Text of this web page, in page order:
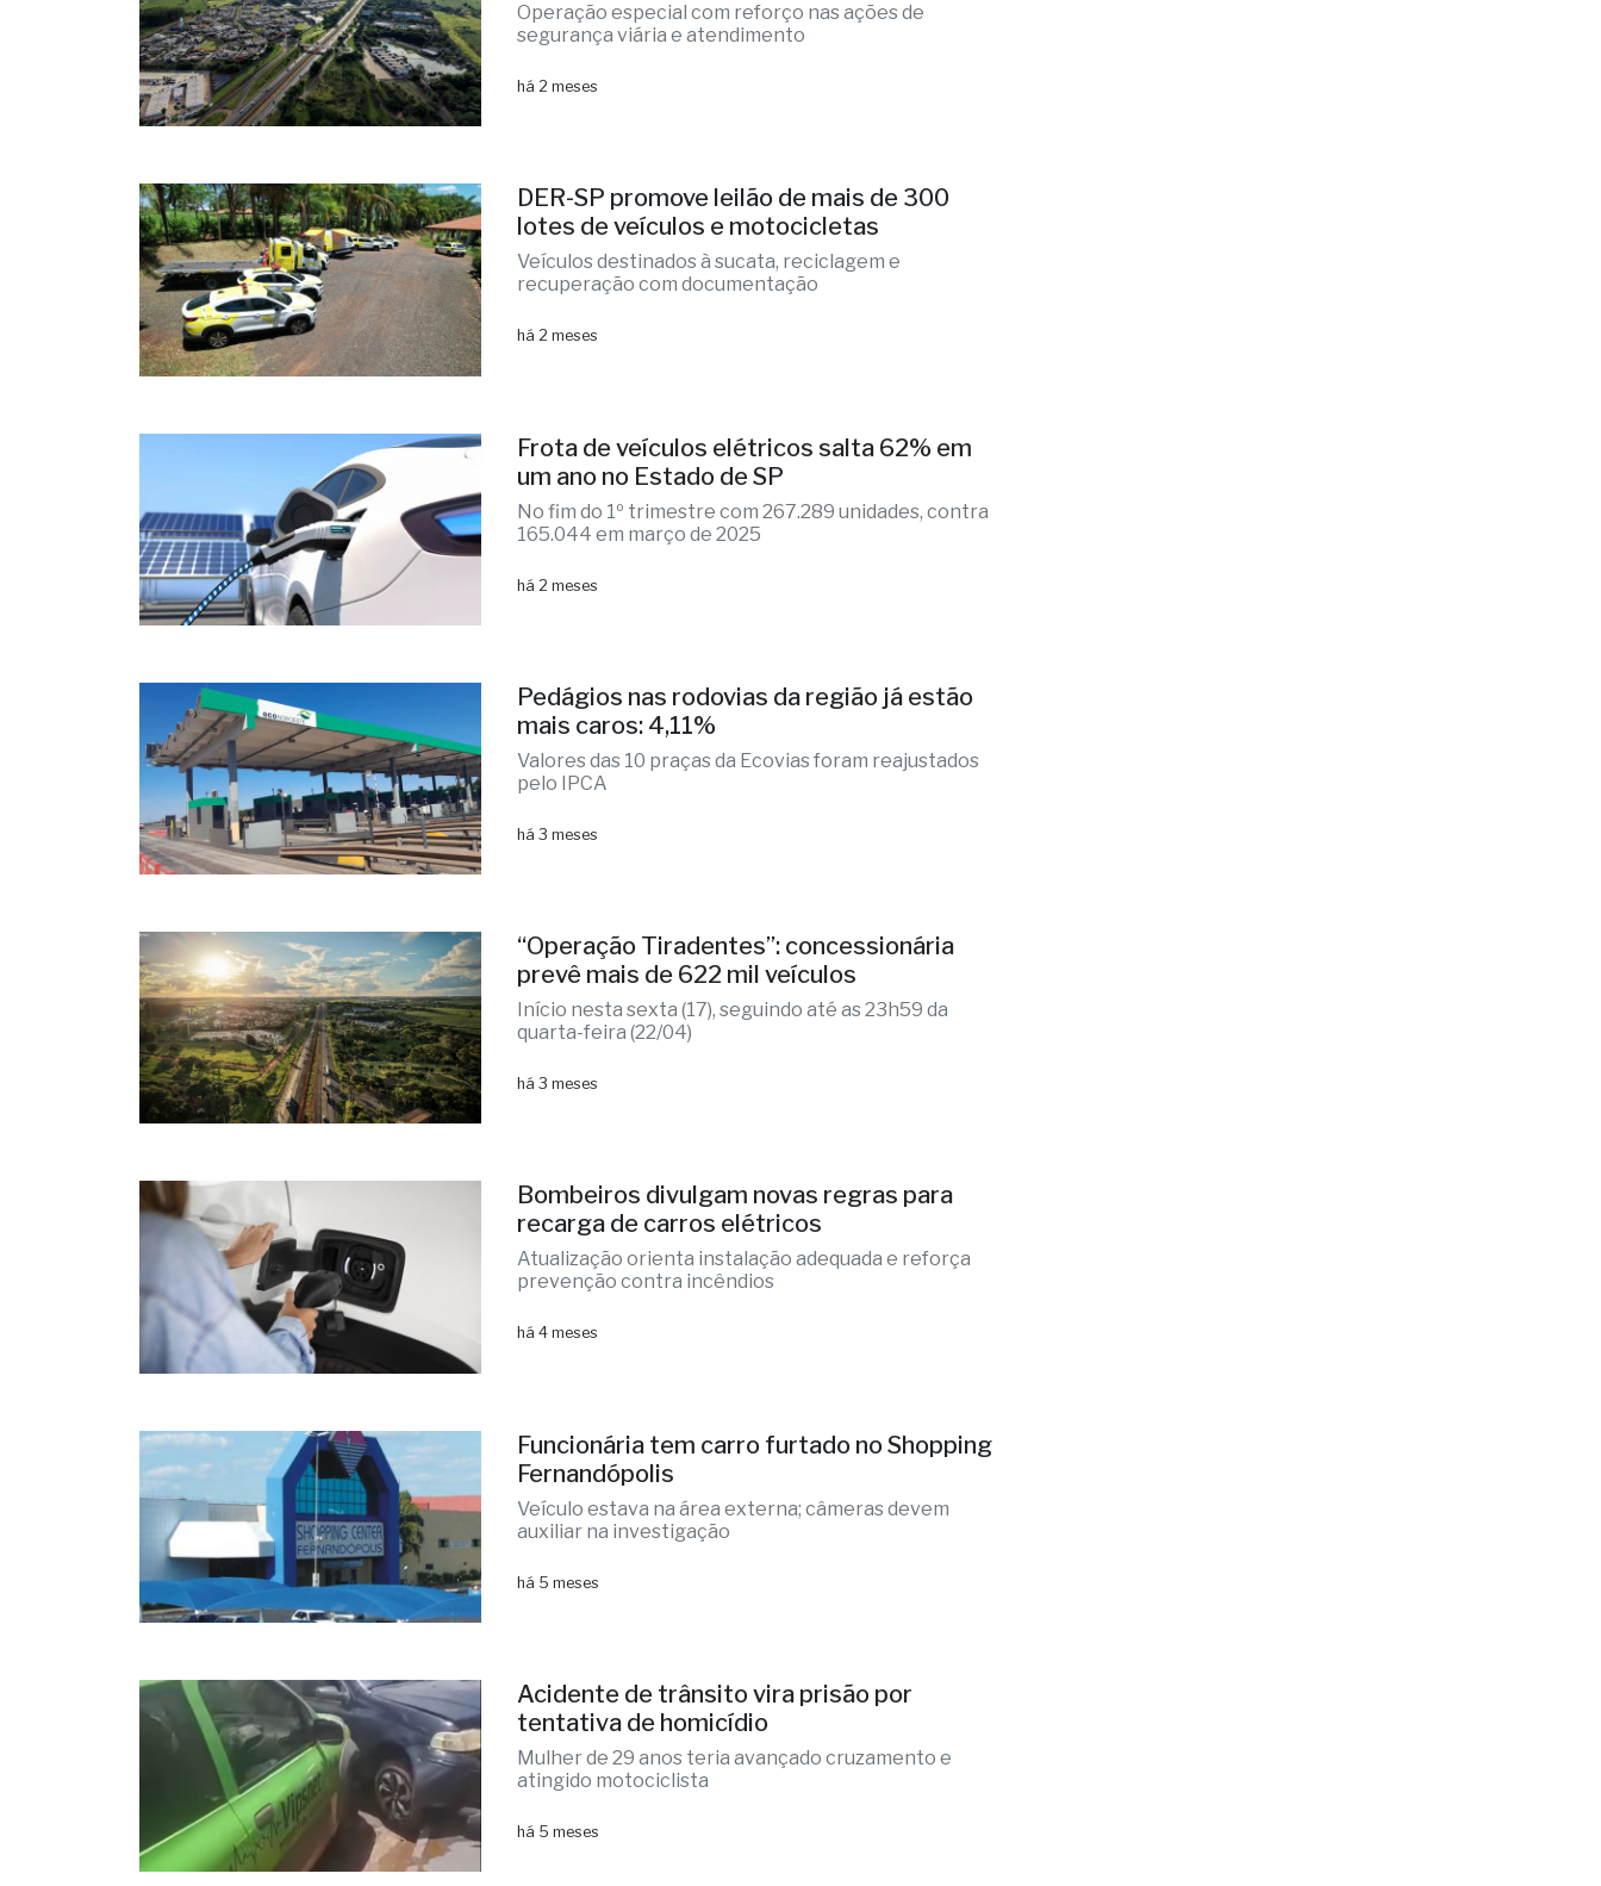
Operação especial com reforço nas ações de
segurança viária e atendimento
há 2 meses
DER-SP promove leilão de mais de 300
lotes de veículos e motocicletas
Veículos destinados à sucata, reciclagem e
recuperação com documentação
há 2 meses
Frota de veículos elétricos salta 62% em
um ano no Estado de SP
No fim do 1º trimestre com 267.289 unidades, contra
165.044 em março de 2025
há 2 meses
Pedágios nas rodovias da região já estão
mais caros: 4,11%
Valores das 10 praças da Ecovias foram reajustados
pelo IPCA
há 3 meses
“Operação Tiradentes”: concessionária
prevê mais de 622 mil veículos
Início nesta sexta (17), seguindo até as 23h59 da
quarta-feira (22/04)
há 3 meses
Bombeiros divulgam novas regras para
recarga de carros elétricos
Atualização orienta instalação adequada e reforça
prevenção contra incêndios
há 4 meses
Funcionária tem carro furtado no Shopping
Fernandópolis
Veículo estava na área externa; câmeras devem
auxiliar na investigação
há 5 meses
Acidente de trânsito vira prisão por
tentativa de homicídio
Mulher de 29 anos teria avançado cruzamento e
atingido motociclista
há 5 meses